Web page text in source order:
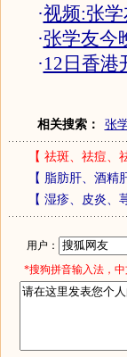
·视频:张
·张学友今
·12日香港
相关搜索： 张
【 祛斑、祛痘、
【 脂肪肝、酒精
【 湿疹、皮炎、
用户：
*搜狗拼音输入法，